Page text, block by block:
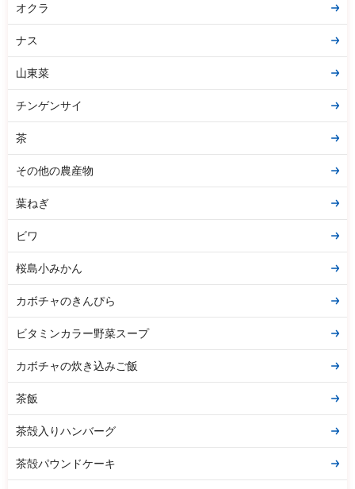
オクラ
ナス
山東菜
チンゲンサイ
茶
その他の農産物
葉ねぎ
ビワ
桜島小みかん
カボチャのきんぴら
ビタミンカラー野菜スープ
カボチャの炊き込みご飯
茶飯
茶殻入りハンバーグ
茶殻パウンドケーキ